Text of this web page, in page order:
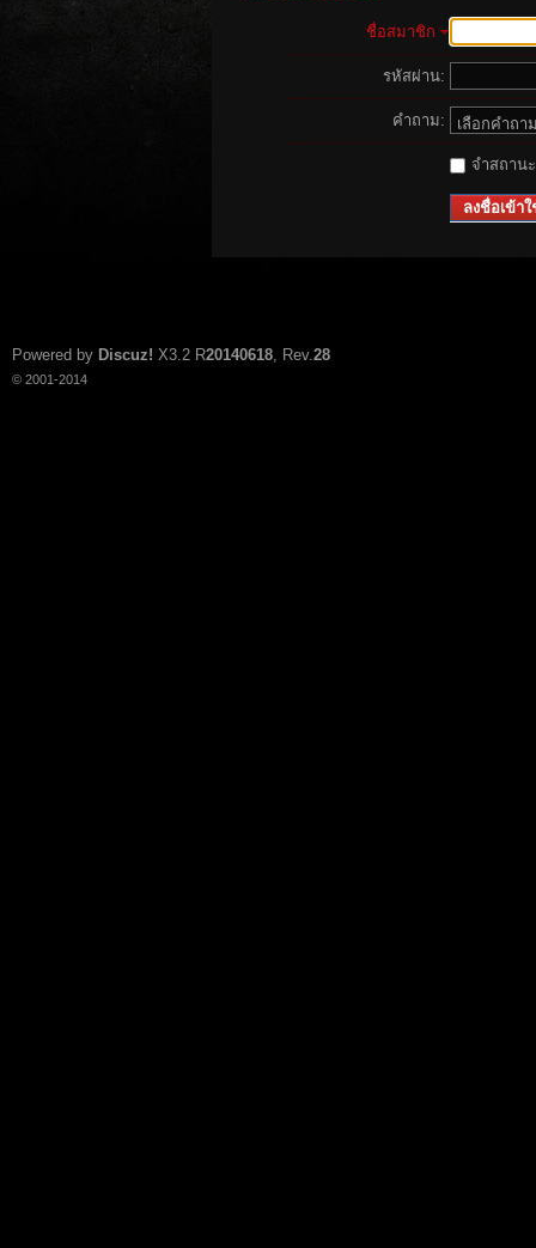
ชื่อสมาชิก
รหัสผ่าน:
คำถาม:
จำสถาน
ลงชื่อเข้าใ
Powered by Discuz! X3.2 R20140618, Rev.28
© 2001-2014